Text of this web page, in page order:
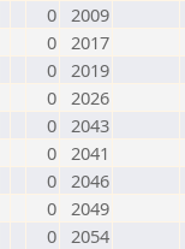
0 2009
0 2017
0 2019
0 2026
0 2043
0 2041
0 2046
0 2049
0 2054